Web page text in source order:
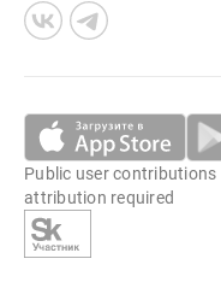
Public user
attribution required